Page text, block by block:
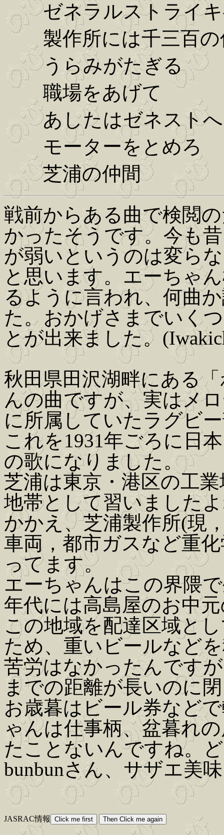
ゼネラルストライ
製作所には千三百の
うらみがたぎる
職場をあげて
あしたはゼネストへ
モーターをとめろ
芝浦の仲間
戦前からある曲で検閲
かったそうです。今も
が弱いというのは変ら
と思います。エーちゃ
るように言われ、何曲
た。おかげさまでいく
とが出来ました。
秋田県田沢湖畔にある
んの曲ですが、実はメ
に所属していたラグビ
これを1931年ごろに日
の歌になりました。
芝浦は東京・港区の工
地帯として習いました
かかえ、芝浦製作所(現
車両，都市ガスなど重
ってます。
エーちゃんはこの界隈
年代には高島屋のお中
この地域を配達区域と
ため、重いビールなど
苦労はなかったんです
までの距離が長いのに
お歳暮はビール券など
ゃんは仕事柄、盆暮れ
たことないんですね。
bunbunさん、サザエ美
JASRAC情報